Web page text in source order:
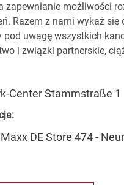
zapewnianie możliwości
Razem z nami wykaż
pod uwagę wszystkich
i związki partnerskie,
Center Stammstraße 1
Maxx DE Store 474 -